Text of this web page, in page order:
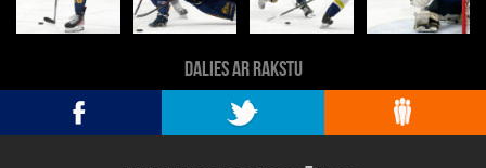
DALIES AR RAKSTU